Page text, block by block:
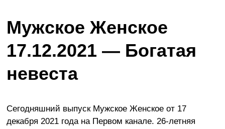
Мужское Женское
17.12.2021 — Богатая
невеста
Сегодняшний выпуск Мужское Женское от 17
декабря 2021 года на Первом канале. 26-летняя